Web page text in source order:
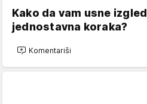
Kako da vam usne
jednostavna koraka?
Komentariši